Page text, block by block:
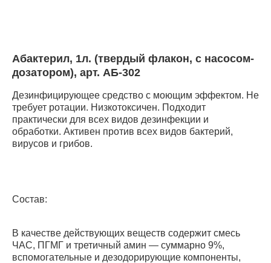
Абактерил, 1л. (твердый флакон, с насосом-
дозатором), арт. АБ-302
Дезинфицирующее средство с моющим эффектом. Не
требует ротации. Низкотоксичен. Подходит
практически для всех видов дезинфекции и
обработки. Активен против всех видов бактерий,
вирусов и грибов.
Состав:
В качестве действующих веществ содержит смесь
ЧАС, ПГМГ и третичный амин — суммарно 9%,
вспомогательные и дезодорирующие компоненты,